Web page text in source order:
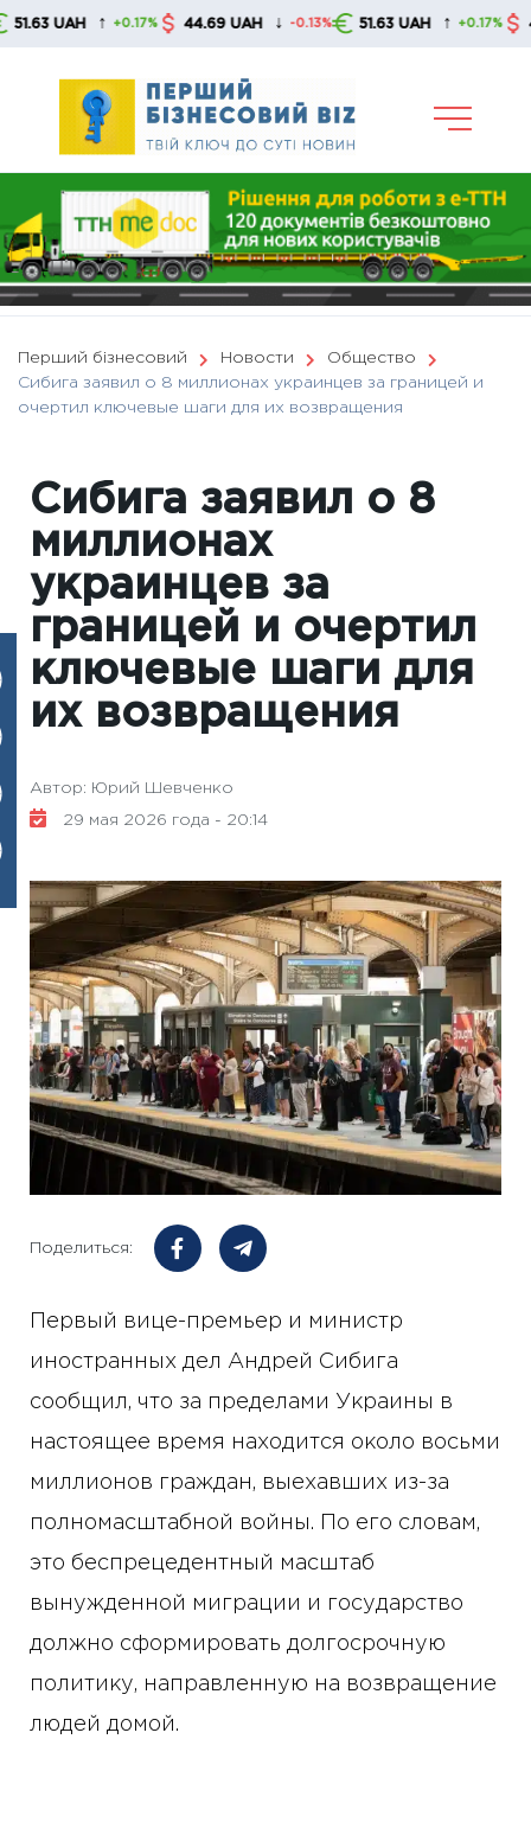
Skip
UAH ↑ +0.17% 44.69 UAH ↓ -0.13% 51.63 UAH ↑ +0.17% 44.69
Перший бізнесовий Новости
Общество
Сибига заявил о 8 миллионах украинцев за границей и
очертил ключевые шаги для их возвращения
Сибига заявил о 8
миллионах
украинцев за
границей и очертил
ключевые шаги для
их возвращения
Автор: Юрий Шевченко
29 мая 2026 года - 20:14
Поделиться:
Первый вице-премьер и министр
иностранных дел Андрей Сибига
сообщил, что за пределами Украины в
настоящее время находится около восьми
миллионов граждан, выехавших из-за
полномасштабной войны. По его словам,
это беспрецедентный масштаб
вынужденной миграции и государство
должно сформировать долгосрочную
политику, направленную на возвращение
людей домой.